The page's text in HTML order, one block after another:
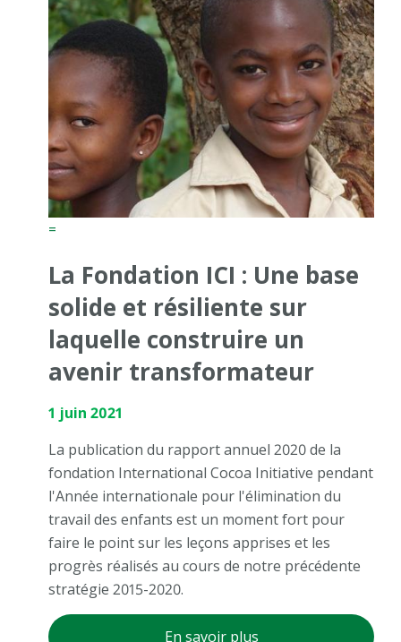
=
La Fondation ICI : Une base
solide et résiliente sur
laquelle construire un
avenir transformateur
1 juin 2021
La publication du rapport annuel 2020 de la
fondation International Cocoa Initiative pendant
l'Année internationale pour l'élimination du
travail des enfants est un moment fort pour
faire le point sur les leçons apprises et les
progrès réalisés au cours de notre précédente
stratégie 2015-2020.
En savoir plus